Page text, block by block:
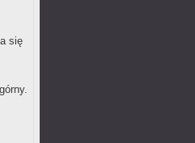
się